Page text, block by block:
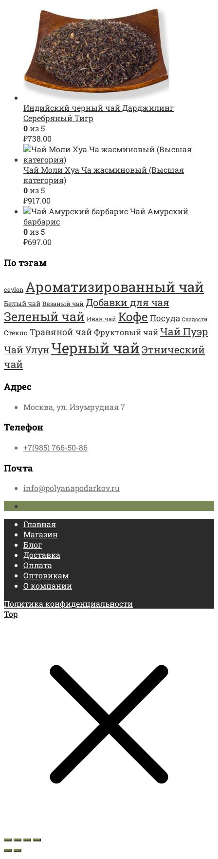
Индийский черный чай Дарджилинг
Серебряный Тигр
0из 5
₽738.00
Чай Моли Хуа Ча жасминовый (Высшая
категория)
0из 5
₽917.00
Чай Амурский
барбарис
0из 5
₽697.00
По тэгам
ceylon Ароматизированный чай
Белый чай Вязаный чай Добавки для чая
Зеленый чай Иван чай Кофе Посуда Сладости
Стекло Травяной чайФруктовый чайЧай Пуэр
Чай УлунЧерный чайЭтнический
чай
Адрес
Москва, ул. Изумрудная 7
Телефон
+7(985) 766-50-86
Почта
info@polyanapodarkov.ru
Главная
Магазин
Блог
Доставка
Оплата
Оптовикам
О компании
Политика конфиденциальности
Top